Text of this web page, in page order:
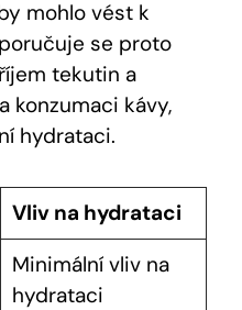
mohlo vést k
se proto
tekutin a
konzumaci kávy,
hydrataci.
Vliv na hydrataci
Minimální vliv na
hydrataci